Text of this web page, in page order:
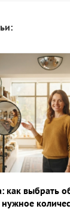
как выбрать